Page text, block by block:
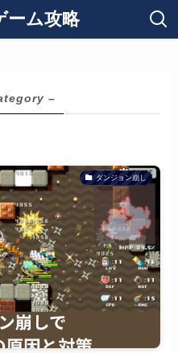
ーム攻略
–
ダンジョン崩し